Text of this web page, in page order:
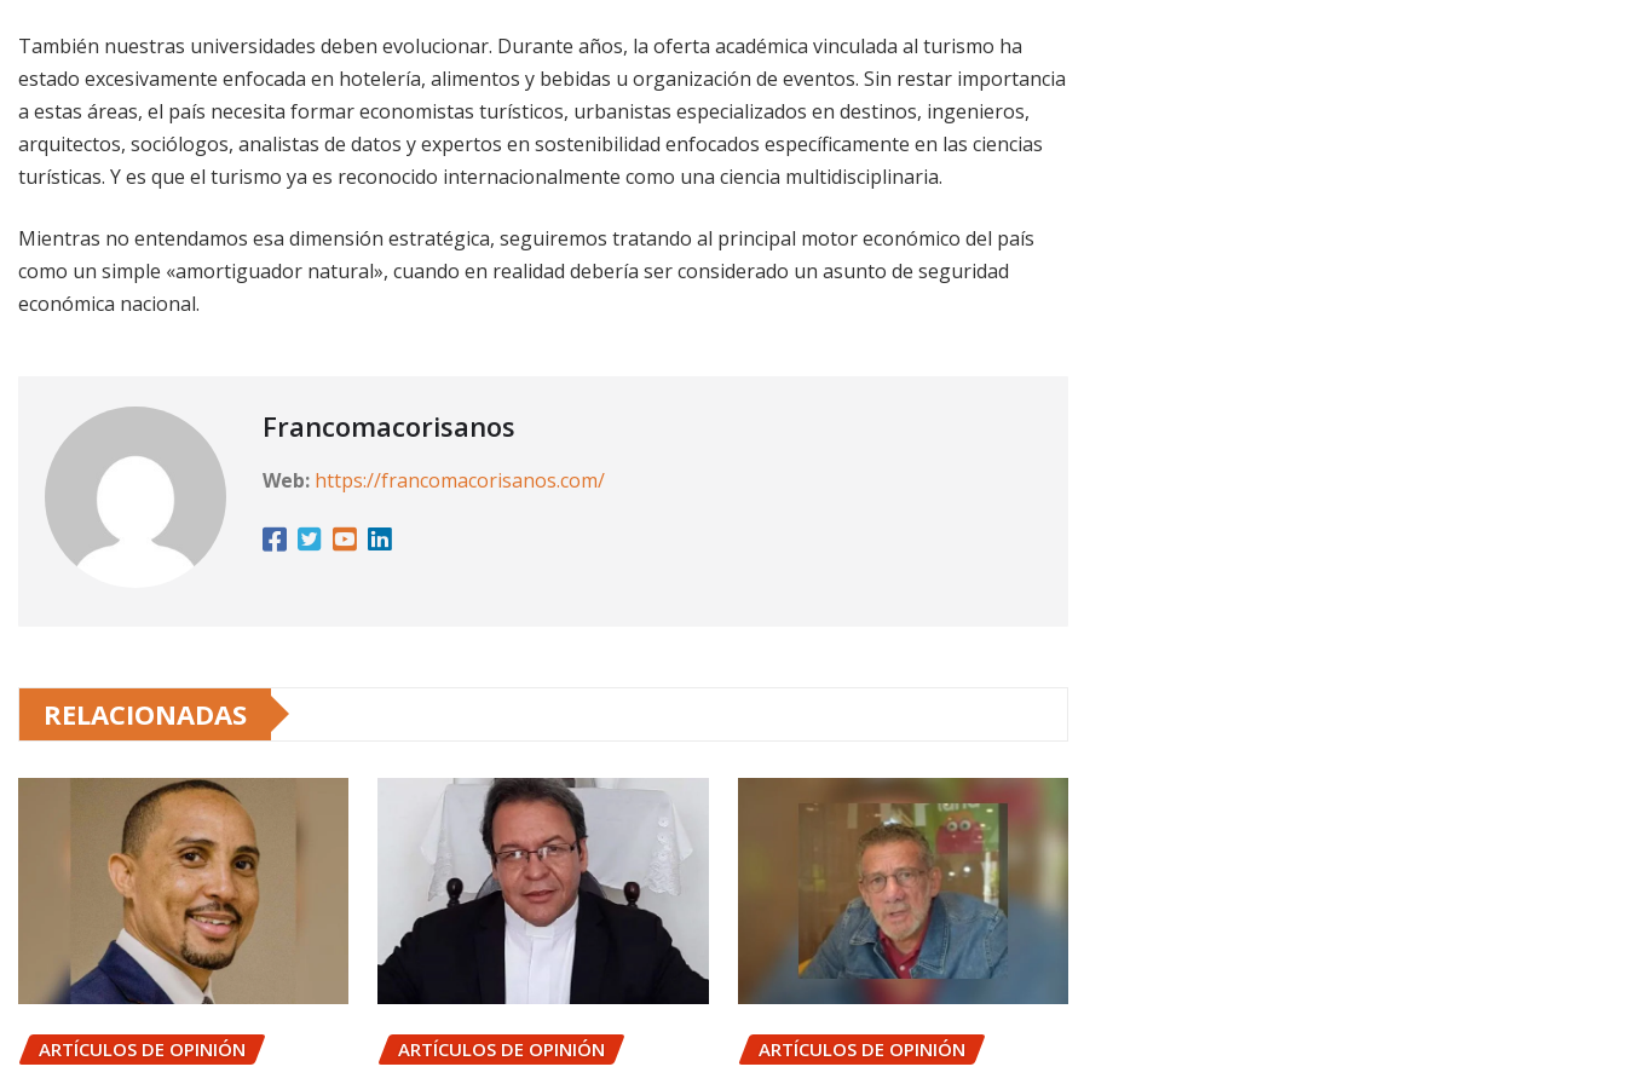
También nuestras universidades deben evolucionar. Durante años, la oferta académica vinculada al turismo ha
estado excesivamente enfocada en hotelería, alimentos y bebidas u organización de eventos. Sin restar importancia
a estas áreas, el país necesita formar economistas turísticos, urbanistas especializados en destinos, ingenieros,
arquitectos, sociólogos, analistas de datos y expertos en sostenibilidad enfocados específicamente en las ciencias
turísticas. Y es que el turismo ya es reconocido internacionalmente como una ciencia multidisciplinaria.
Mientras no entendamos esa dimensión estratégica, seguiremos tratando al principal motor económico del país
como un simple «amortiguador natural», cuando en realidad debería ser considerado un asunto de seguridad
económica nacional.
Francomacorisanos
Web: https://francomacorisanos.com/
RELACIONADAS
ARTÍCULOS DE OPINIÓN ARTÍCULOS DE OPINIÓN ARTÍCULOS DE OPINIÓN